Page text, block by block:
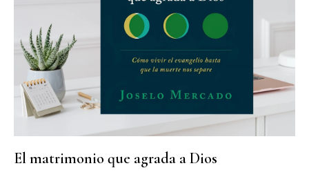
El matrimonio que agrada a Dios